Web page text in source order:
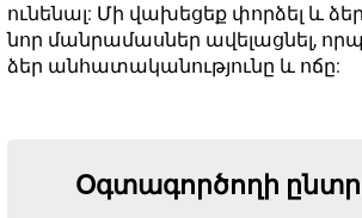
ունենալ: Մի վախեցեք փորձել և
նոր մանրամասներ ավելացնել,
ձեր անհատականությունը և ոճը:
Օգտագործողի